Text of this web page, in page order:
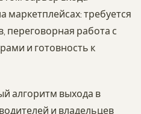
требуется
переговорная работа с
и готовность к
алгоритм выхода в
и владельцев